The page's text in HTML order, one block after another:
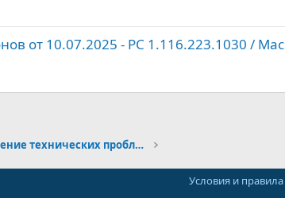
от 10.07.2025 - PC 1.116.223.1030 / Maс
The Sims 4: Решение технических проблем
Условия и правила